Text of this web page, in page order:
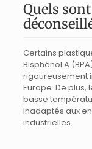
Quels
Certains
Bisphénol A
rigoureusement
Europe. De
basse
inadaptés aux
industrielles.